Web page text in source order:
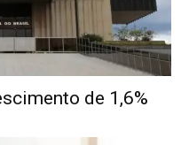
de 1,6%